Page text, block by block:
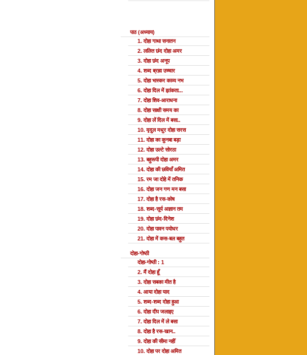
पाठ (अध्याय)
1. दोहा गाथा सनातन
2. ललित छंद दोहा अमर
3. दोहा छंद अनूप
4. शब्द ब्रह्म उच्चार
5. दोहा भास्कर काव्य नभ
6. दोहा दिल में झांकता...
7. दोहा शिव-आराधना
8. दोहा साक्षी समय का
9. दोहा लें दिल में बसा..
10. मृदुल मधुर दोहा सरस
11. दोहा का कुनबा बड़ा
12. दोहा उल्टे सोरठा
13. बहुरूपी दोहा अमर
14. दोहा की छवियाँ अमित
15. रम जा दोहे में तनिक
16. दोहा जन गण मन बसा
17. दोहा है रस-कोष
18. शब्द-सूर्य अज्ञान तम
19. दोहा छंद-दिनेश
20. दोहा पावन पयोधर
21. दोहा में कस-बल बहुत
दोहा-गोष्ठी
दोहा-गोष्ठी : 1
2. मैं दोहा हूँ
3. दोहा सबका मीत है
4. आया दोहा याद
5. शब्द-शब्द दोहा हुआ
6. दोहा दीप जलाइए
7. दोहा दिल में ले बसा
8. दोहा है रस-खान..
9. दोहा की सीमा नहीं
10. दोहा पर दोहा अमित